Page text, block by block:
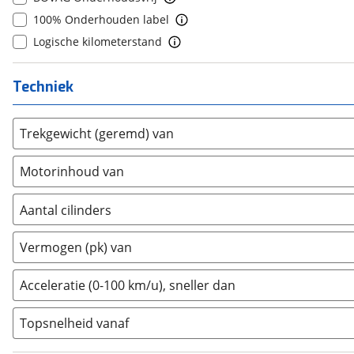
Cadillac (3)
Casalini (0)
Changan (0)
Chatenet
Chevrolet (7)
Chrysler (0)
Citroën (591)
Cupra (252)
Dacia (164)
Daewoo (0)
0
Daimler (0)
DFSK (3)
Dodge (2)
Dongfeng (44)
Donkervoort (0)
9 (0)
10+ (0)
100% Onderhouden label
Logische kilometerstand
Techniek
Trekgewicht (geremd) van
Motorinhoud van
Aantal cilinders
2 (0)
3 )
5 (0)
6 (0)
Vermogen (pk) van
Acceleratie (0-100 km/u), sneller dan
Topsnelheid vanaf